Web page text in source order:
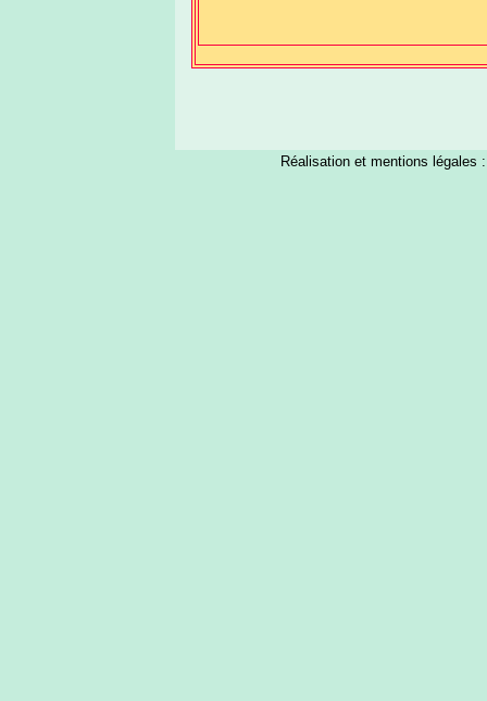
Réalisation et mentions légales